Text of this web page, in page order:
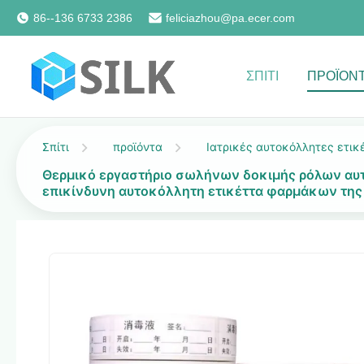
86--136 6733 2386 feliciazhou@pa.ecer.com
ΣΠΊΤΙ
Σπίτι προϊόντα Ιατρικές αυτοκόλλητες
Θερμικό εργαστήριο σωλήνων δοκιμής ρόλων
επικίνδυνη αυτοκόλλητη ετικέττα φαρμάκων